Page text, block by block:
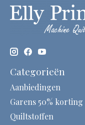
Categorieën
Aanbiedingen
Garens 50% korting
Quiltstoffen